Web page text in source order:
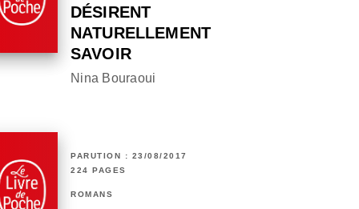
DÉSIRENT
NATURELLEMENT
SAVOIR
Nina Bouraoui
PARUTION : 23/08/2017
224 PAGES
ROMANS